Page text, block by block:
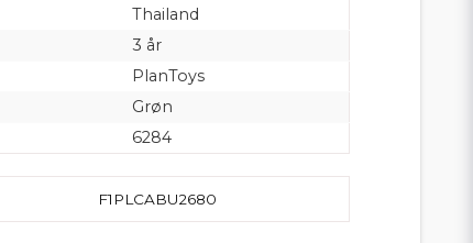
Thailand
3 år
PlanToys
Grøn
6284
F1PLCABU2680